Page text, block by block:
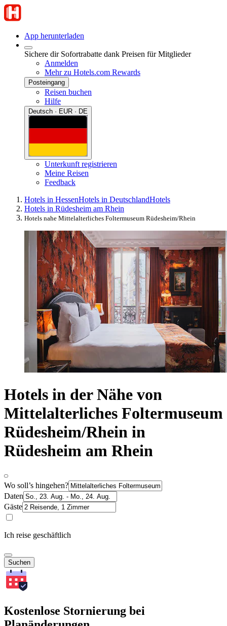
App herunterladen
Sichere dir Sofortrabatte dank Preisen für Mitglieder
Anmelden
Mehr zu Hotels.com Rewards
Posteingang
Reisen buchen
Hilfe
Deutsch · EUR · DE
Unterkunft registrieren
Meine Reisen
Feedback
Hotels in HessenHotels in DeutschlandHotels
Hotels in Rüdesheim am Rhein
Hotels nahe Mittelalterliches Foltermuseum Rüdesheim/Rhein
Hotels in der Nähe von
Mittelalterliches Foltermuseum
Rüdesheim/Rhein in
Rüdesheim am Rhein
Wo soll’s hingehen?
Daten
Gäste
Ich reise geschäftlich
Suchen
Kostenlose Stornierung bei